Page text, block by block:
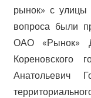
рынок» с улицы
вопроса были
ОАО «Рынок»
Кореновского
Анатольевич